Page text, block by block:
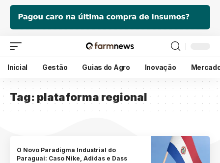
Inicial Gestão Guias do Agro Inovação
Tag: plataforma regional
O Novo Paradigma Industrial do
Paraguai: Caso Nike, Adidas e Dass